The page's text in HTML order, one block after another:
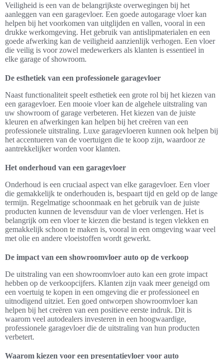
Veiligheid is een van de belangrijkste overwegingen bij het
aanleggen van een garagevloer. Een goede autogarage vloer kan
helpen bij het voorkomen van uitglijden en vallen, vooral in een
drukke werkomgeving. Het gebruik van antislipmaterialen en een
goede afwerking kan de veiligheid aanzienlijk verhogen. Een vloer
die veilig is voor zowel medewerkers als klanten is essentieel in
elke garage of showroom.
De esthetiek van een professionele garagevloer
Naast functionaliteit speelt esthetiek een grote rol bij het kiezen van
een garagevloer. Een mooie vloer kan de algehele uitstraling van
uw showroom of garage verbeteren. Het kiezen van de juiste
kleuren en afwerkingen kan helpen bij het creëren van een
professionele uitstraling. Luxe garagevloeren kunnen ook helpen bij
het accentueren van de voertuigen die te koop zijn, waardoor ze
aantrekkelijker worden voor klanten.
Het onderhoud van een garagevloer
Onderhoud is een cruciaal aspect van elke garagevloer. Een vloer
die gemakkelijk te onderhouden is, bespaart tijd en geld op de lange
termijn. Regelmatige schoonmaak en het gebruik van de juiste
producten kunnen de levensduur van de vloer verlengen. Het is
belangrijk om een vloer te kiezen die bestand is tegen vlekken en
gemakkelijk schoon te maken is, vooral in een omgeving waar veel
met olie en andere vloeistoffen wordt gewerkt.
De impact van een showroomvloer auto op de verkoop
De uitstraling van een showroomvloer auto kan een grote impact
hebben op de verkoopcijfers. Klanten zijn vaak meer geneigd om
een voertuig te kopen in een omgeving die er professioneel en
uitnodigend uitziet. Een goed ontworpen showroomvloer kan
helpen bij het creëren van een positieve eerste indruk. Dit is
waarom veel autodealers investeren in een hoogwaardige,
professionele garagevloer die de uitstraling van hun producten
verbetert.
Waarom kiezen voor een presentatievloer voor auto